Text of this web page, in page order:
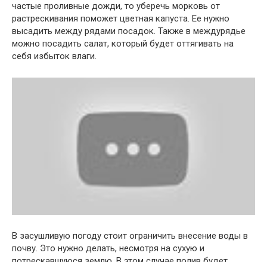
частые проливные дожди, то уберечь морковь от
растрескивания поможет цветная капуста. Ее нужно
высадить между рядами посадок. Также в междурядье
можно посадить салат, который будет оттягивать на
себя избыток влаги.
В засушливую погоду стоит ограничить внесение воды в
почву. Это нужно делать, несмотря на сухую и